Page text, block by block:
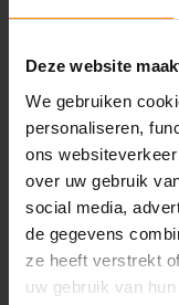
Deze website
We gebruiken
personaliseren,
ons
over uw gebruik
social media,
de gegevens
ze heeft verstrekt
uw gebruik van